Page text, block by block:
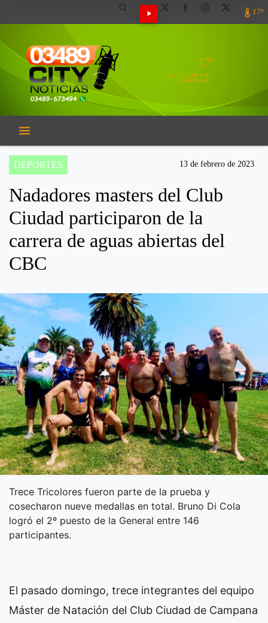
17º
17º
EL CLIMA EN
CAMPANA
DEPORTES 13 de febrero de 2023
Nadadores masters del Club
Ciudad participaron de la
carrera de aguas abiertas del
CBC
Trece Tricolores fueron parte de la prueba y
cosecharon nueve medallas en total. Bruno Di Cola
logró el 2º puesto de la General entre 146
participantes.
El pasado domingo, trece integrantes del equipo
Máster de Natación del Club Ciudad de Campana